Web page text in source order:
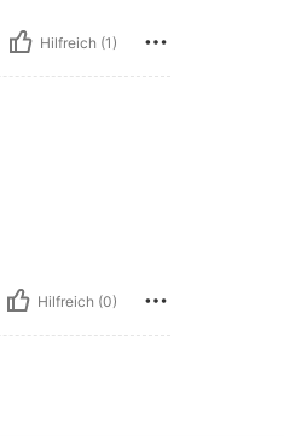
Hilfreich (1)
Hilfreich (0)